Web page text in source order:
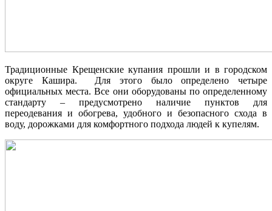
Традиционные Крещенские купания прошли и в городском
округе Кашира. Для этого было определено четыре
официальных места. Все они оборудованы по определенному
стандарту – предусмотрено наличие пунктов для
переодевания и обогрева, удобного и безопасного схода в
воду, дорожками для комфортного подхода людей к купелям.